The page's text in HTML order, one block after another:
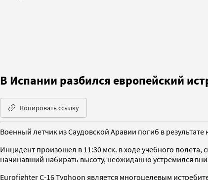
В Испании разбился европейский
Копировать ссылку
Военный летчик из Саудовской Аравии погиб в
Инцидент произошел в 11:30 мск. в ходе учебного
начинавший набирать высоту, неожиданно устремился
Eurofighter C-16 Typhoon является многоцелевым